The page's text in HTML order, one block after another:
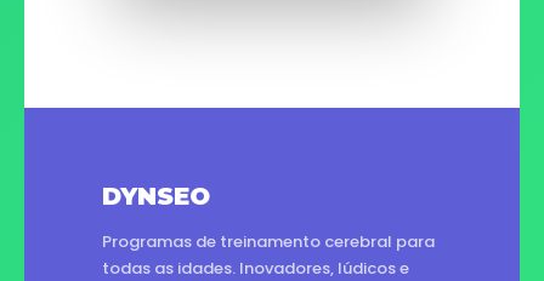
DYNSEO
Programas de treinamento cerebral para
todas as idades. Inovadores, lúdicos e